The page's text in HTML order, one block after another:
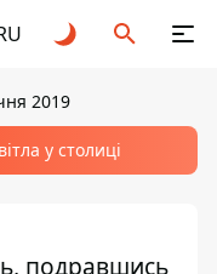
2019
у столиці
подравшись